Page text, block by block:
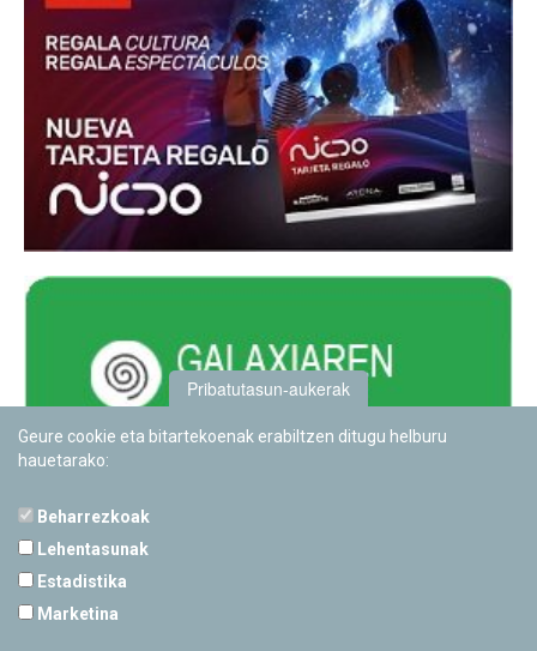
Pribatutasun-aukerak
Geure cookie eta bitartekoenak erabiltzen ditugu helburu
hauetarako:
Beharrezkoak
Lehentasunak
Estadistika
Marketina